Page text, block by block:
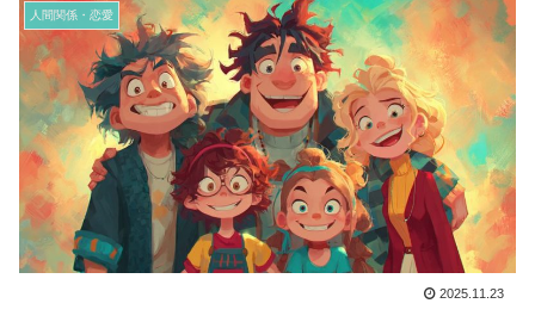
人間関係・恋愛
2025.11.23